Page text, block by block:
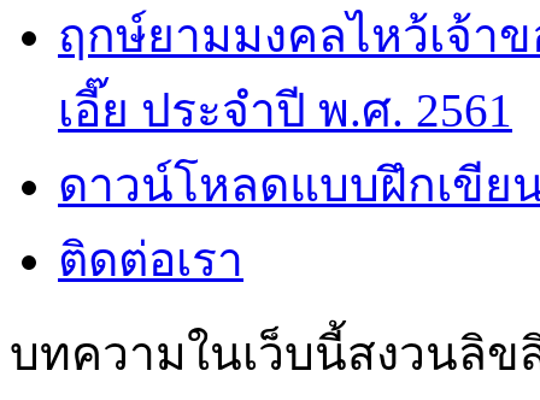
ฤกษ์ยามมงคลไหว้เจ้า
เอี๊ย ประจำปี พ.ศ. 2561
ดาวน์โหลดแบบฝึกเขีย
ติดต่อเรา
บทความในเว็บนี้สงวนลิ